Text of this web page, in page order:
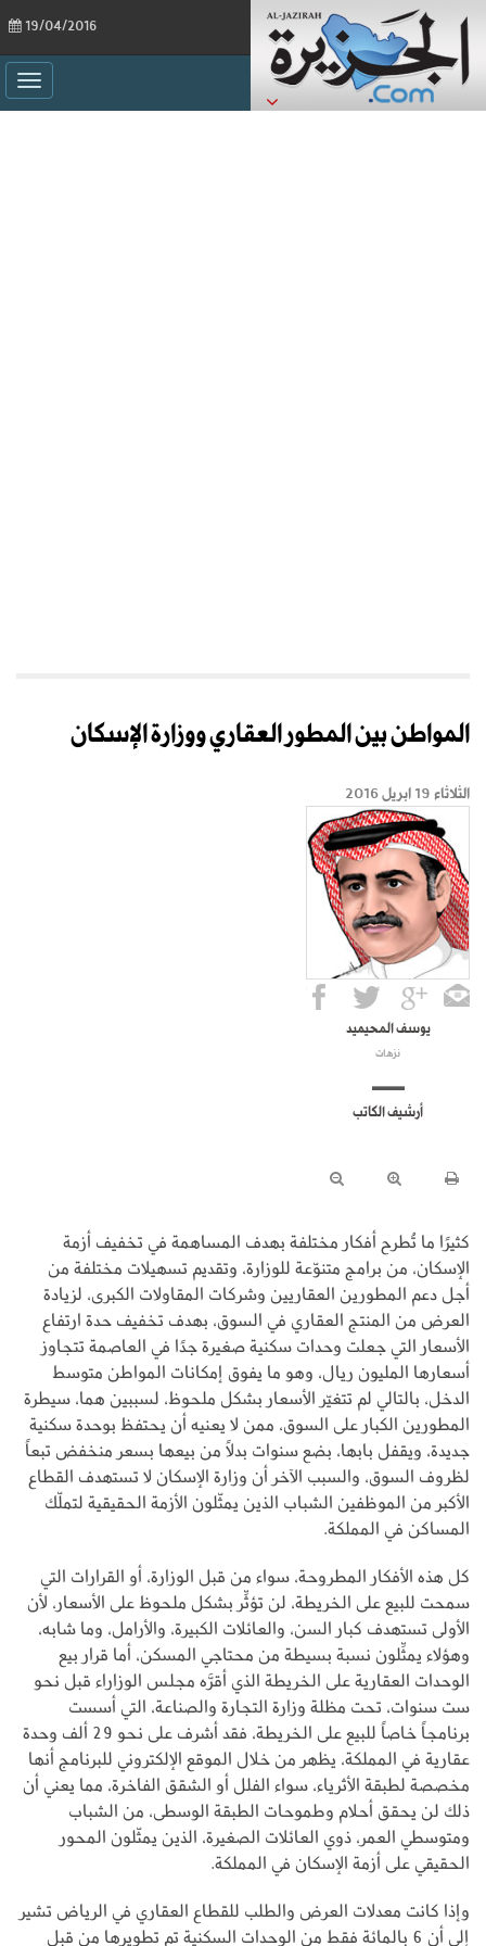
المواطن بين المطور العقاري ووزارة الإسكان
الثلاثاء 19 ابريل 2016
يوسف المحيميد
نزهات
أرشيف الكاتب
كثيرًا ما تُطرح أفكار مختلفة بهدف المساهمة في تخفيف أزمة
الإسكان، من برامج متنوّعة للوزارة، وتقديم تسهيلات مختلفة من
أجل دعم المطورين العقاريين وشركات المقاولات الكبرى، لزيادة
العرض من المنتج العقاري في السوق، بهدف تخفيف حدة ارتفاع
الأسعار التي جعلت وحدات سكنية صغيرة جدًا في العاصمة تتجاوز
أسعارها المليون ريال، وهو ما يفوق إمكانات المواطن متوسط
الدخل، بالتالي لم تتغيّر الأسعار بشكل ملحوظ، لسببين هما، سيطرة
المطورين الكبار على السوق، ممن لا يعنيه أن يحتفظ بوحدة سكنية
جديدة، ويقفل بابها، بضع سنوات بدلاً من بيعها بسعر منخفض تبعاً
لظروف السوق، والسبب الآخر أن وزارة الإسكان لا تستهدف القطاع
الأكبر من الموظفين الشباب الذين يمثّلون الأزمة الحقيقية لتملّك
المساكن في المملكة.
كل هذه الأفكار المطروحة، سواء من قبل الوزارة، أو القرارات التي
سمحت للبيع على الخريطة، لن تؤثِّر بشكل ملحوظ على الأسعار، لأن
الأولى تستهدف كبار السن، والعائلات الكبيرة، والأرامل، وما شابه،
وهؤلاء يمثِّلون نسبة بسيطة من محتاجي المسكن، أما قرار بيع
الوحدات العقارية على الخريطة الذي أقرَّه مجلس الوزاراء قبل نحو
ست سنوات، تحت مظلة وزارة التجارة والصناعة، التي أسست
برنامجاً خاصاً للبيع على الخريطة، فقد أشرف على نحو 29 ألف وحدة
عقارية في المملكة، يظهر من خلال الموقع الإلكتروني للبرنامج أنها
مخصصة لطبقة الأثرياء، سواء الفلل أو الشقق الفاخرة، مما يعني أن
ذلك لن يحقق أحلام وطموحات الطبقة الوسطى، من الشباب
ومتوسطي العمر، ذوي العائلات الصغيرة، الذين يمثّلون المحور
الحقيقي على أزمة الإسكان في المملكة.
وإذا كانت معدلات العرض والطلب للقطاع العقاري في الرياض تشير
إلى أن 6 بالمائة فقط من الوحدات السكنية تم تطويرها من قبل